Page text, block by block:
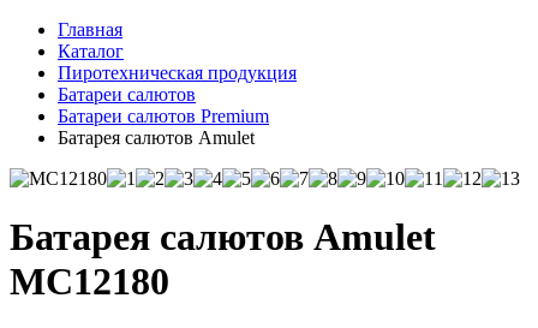
Главная
Каталог
Пиротехническая продукция
Батареи салютов
Батареи салютов Premium
Батарея салютов Amulet
Батарея салютов Amulet
MC12180